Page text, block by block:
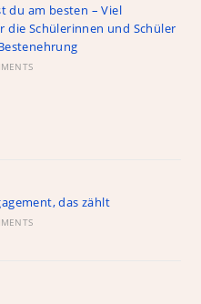
du am besten – Viel
die Schülerinnen und Schüler
das zählt